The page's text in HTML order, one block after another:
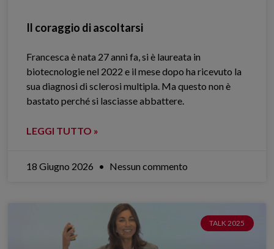
Il coraggio di ascoltarsi
Francesca è nata 27 anni fa, si è laureata in
biotecnologie nel 2022 e il mese dopo ha ricevuto la
sua diagnosi di sclerosi multipla. Ma questo non è
bastato perché si lasciasse abbattere.
LEGGI TUTTO »
18 Giugno 2026 Nessun commento
TALK 2025